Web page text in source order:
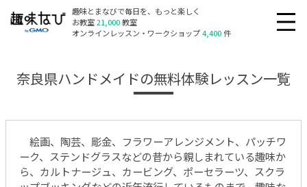
趣味とまなびで毎日を、もっと楽しく
お教室21,000教室
オンラインレッスン・ワークショップ4,400件
奈良県ハンドメイドの無料体験レッスン一覧
絵画、陶芸、彫金、フラワーアレンジメント、パッチワ
ーク、ステンドグラスなどの昔から親しまれている趣味か
ら、カルトナージュ、カービング、ポーセラーツ、スクラ